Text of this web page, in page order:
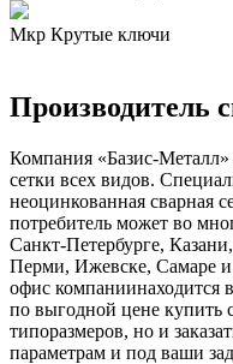
Мкр Крутые ключи
Производитель
Компания «Базис-Металл»
сетки всех видов.
неоцинкованная сварная
потребитель может во
Санкт-Петербурге,
Перми, Ижевске, Самаре
офис компаниинаходится
по выгодной цене купить
типоразмеров, но и
параметрам и под ваши